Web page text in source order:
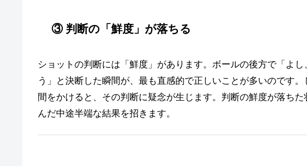
③ 判断の「鮮度」が落ちる
ショットの判断には「鮮度」があります。ボールの後方で「よ
う」と決断した瞬間が、最も直感的で正しいことが多いのです
間をかけると、その判断に疑念が生じます。判断の鮮度が落ち
んだ中途半端な結果を招きます。